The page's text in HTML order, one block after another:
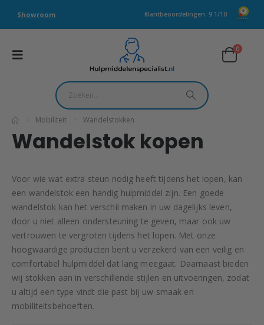
Showroom Klantbeoordelingen: 9.1/10
0
Mobiliteit Wandelstokken
Wandelstok kopen
Voor wie wat extra steun nodig heeft tijdens het lopen, kan
een wandelstok een handig hulpmiddel zijn. Een goede
wandelstok kan het verschil maken in uw dagelijks leven,
door u niet alleen ondersteuning te geven, maar ook uw
vertrouwen te vergroten tijdens het lopen. Met onze
hoogwaardige producten bent u verzekerd van een veilig en
comfortabel hulpmiddel dat lang meegaat. Daarnaast bieden
wij stokken aan in verschillende stijlen en uitvoeringen, zodat
u altijd een type vindt die past bij uw smaak en
mobiliteitsbehoeften.